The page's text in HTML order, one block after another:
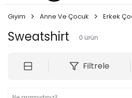
Giyim Anne Ve Çocuk Erkek
Sweatshirt 0 ürün
Filtrele